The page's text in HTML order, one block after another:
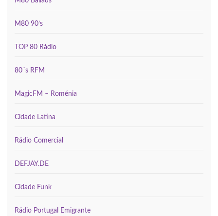
M80 90’s
TOP 80 Rádio
80´s RFM
MagicFM – Roménia
Cidade Latina
Rádio Comercial
DEFJAY.DE
Cidade Funk
Rádio Portugal Emigrante